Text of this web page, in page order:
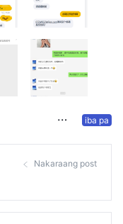
iba pa
Nakaraang post